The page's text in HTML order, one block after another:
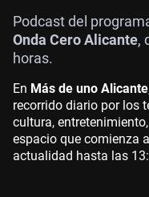
Podcast del
Onda Cero Alicante,
horas.
En Más de uno Alicante
recorrido diario por los
cultura,
espacio que comienza
actualidad hasta las